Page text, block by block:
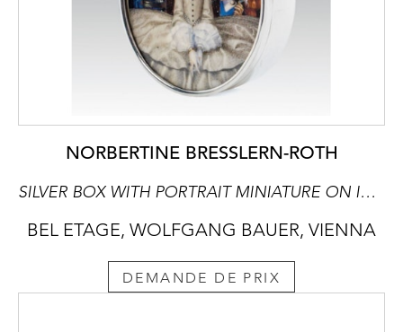
NORBERTINE BRESSLERN-ROTH
SILVER BOX WITH PORTRAIT MINIATURE ON IVORY
BEL ETAGE, WOLFGANG BAUER, VIENNA
DEMANDE DE PRIX